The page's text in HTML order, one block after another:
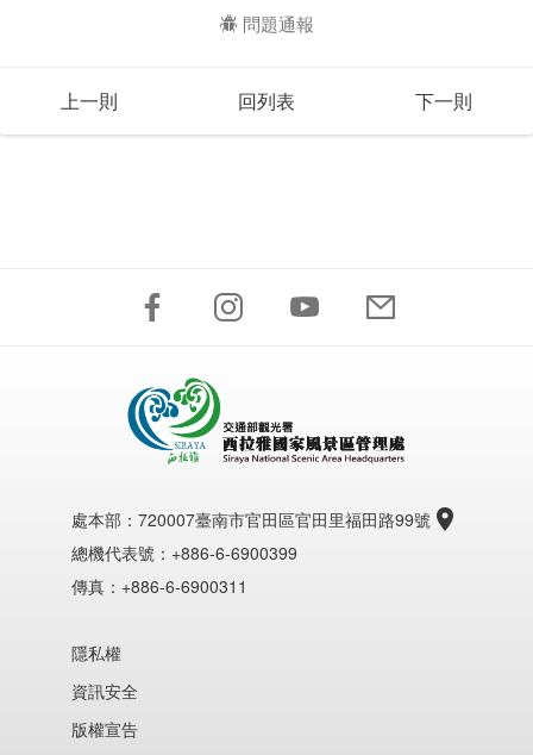
問題通報
上一則 回列表 下一則
處本部： 720007臺南市官田區官田里福田路99號
總機代表號：+886-6-6900399
傳真：+886-6-6900311
隱私權
資訊安全
版權宣告